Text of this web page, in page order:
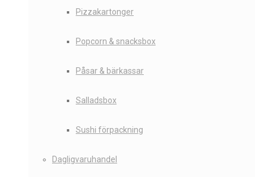
Pizzakartonger
Popcorn & snacksbox
Påsar & bärkassar
Salladsbox
Sushi förpackning
Dagligvaruhandel